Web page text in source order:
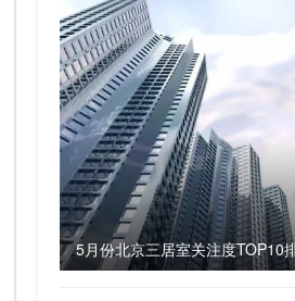
5月份北京三居室关注度TOP10